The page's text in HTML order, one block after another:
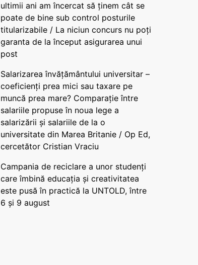
ultimii ani am încercat să ținem cât se
poate de bine sub control posturile
titularizabile / La niciun concurs nu poți
garanta de la început asigurarea unui
post
Salarizarea învățământului universitar –
coeficienți prea mici sau taxare pe
muncă prea mare? Comparație între
salariile propuse în noua lege a
salarizării și salariile de la o
universitate din Marea Britanie / Op Ed,
cercetător Cristian Vraciu
Campania de reciclare a unor studenți
care îmbină educația și creativitatea
este pusă în practică la UNTOLD, între
6 și 9 august